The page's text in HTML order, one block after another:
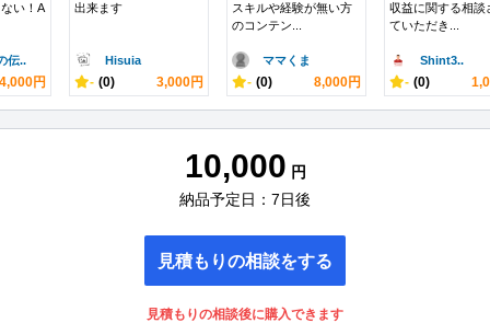
い！A
伝..
4,000円
出来ます
Hisuia
- (0) 3,000円
スキルや経験が無い方
のコンテン...
ママくま
- (0) 8,000円
収益に関する相談
ていただき...
Shint3..
- (0)
10,000 円
納品予定日：7日後
見積もりの相談をする
見積もりの相談後に購入できます